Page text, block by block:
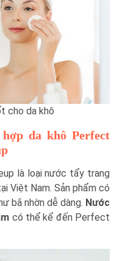
cho da khô
da khô Perfect
là loại nước tẩy trang
Việt Nam. Sản phẩm có
bã nhờn dễ dàng. Nước
có thể kể đến Perfect